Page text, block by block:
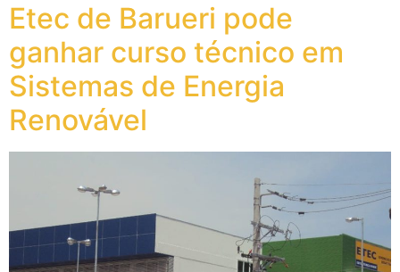
Etec de Barueri pode
ganhar curso técnico em
Sistemas de Energia
Renovável